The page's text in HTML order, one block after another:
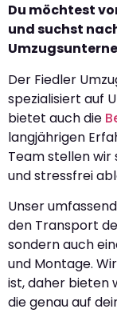
Du möchtest
und suchst
Der Fiedler
spezialisiert auf
bietet auch die
langjährigen
Team stellen wir
und stressfrei
Unser
den Transport
sondern auch
und Montage.
ist, daher bieten
die genau auf